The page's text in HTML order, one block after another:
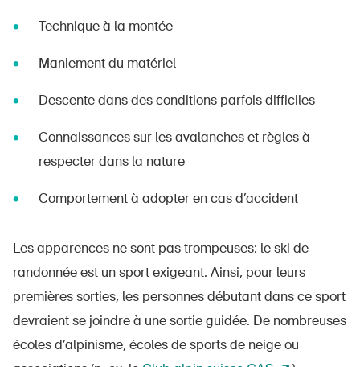
Technique à la montée
Maniement du matériel
Descente dans des conditions parfois difficiles
Connaissances sur les avalanches et règles à
respecter dans la nature
Comportement à adopter en cas d’accident
Les apparences ne sont pas trompeuses: le ski de
randonnée est un sport exigeant. Ainsi, pour leurs
premières sorties, les personnes débutant dans ce sport
devraient se joindre à une sortie guidée. De nombreuses
écoles d’alpinisme, écoles de sports de neige ou